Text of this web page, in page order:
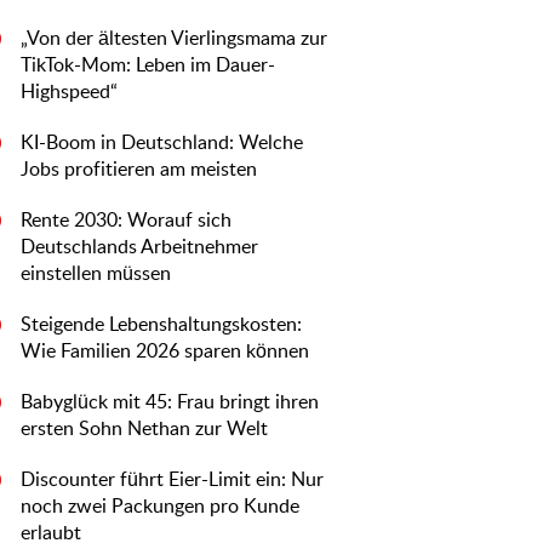
„Von der ältesten Vierlingsmama zur
TikTok-Mom: Leben im Dauer-
Highspeed“
KI-Boom in Deutschland: Welche
Jobs profitieren am meisten
Rente 2030: Worauf sich
Deutschlands Arbeitnehmer
einstellen müssen
Steigende Lebenshaltungskosten:
Wie Familien 2026 sparen können
Babyglück mit 45: Frau bringt ihren
ersten Sohn Nethan zur Welt
Discounter führt Eier-Limit ein: Nur
noch zwei Packungen pro Kunde
erlaubt